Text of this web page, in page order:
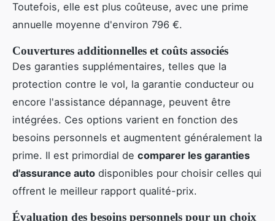
Toutefois, elle est plus coûteuse, avec une prime
annuelle moyenne d'environ 796 €.
Couvertures additionnelles et coûts associés
Des garanties supplémentaires, telles que la
protection contre le vol, la garantie conducteur ou
encore l'assistance dépannage, peuvent être
intégrées. Ces options varient en fonction des
besoins personnels et augmentent généralement la
prime. Il est primordial de comparer les garanties
d'assurance auto disponibles pour choisir celles qui
offrent le meilleur rapport qualité-prix.
Évaluation des besoins personnels pour un choix